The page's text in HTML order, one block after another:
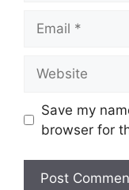
Save my
browser for